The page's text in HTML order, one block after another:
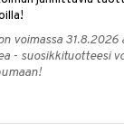
voimassa
- suosikkituotteesi